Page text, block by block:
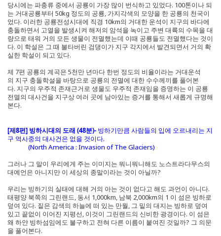
당시에는 파충류 중에서 공룡이 가장 많이 번식하고 있었다. 100톤이나 되
는 거대공룡부터 50kg 정도의 공룡, 가지각색의 모양을 한 공룡의 천국이
었다. 이러한 공룡전성시대에 직경 10km의 거대한 운석이 지구의 바다에
충돌하면서 고열을 발생시켜 해저의 암석을 녹이고 주변 대륙의 수목을 대
량으로 태워 거의 모든 생물이 전멸했는데 이때 공룡들도 전멸했다는 것이
다. 이 학설은 그 때 불타버린 검댕이가 지구 각지에서 발견되면서 거의 확
실한 학설이 되고 있다.
제 7편 공룡의 계곡은 5천만 년마다 한번 정도의 비율이라는 거대운석
의 지구 충돌학설을 바탕으로 공룡의 전멸에 대한 수수께끼를 풀어본
다. 지구의 우주적 존재근거로 생물도 우주적 존재임을 증명하는 이 공룡
전멸의 대사건을 지구상 여러 곳에 남아있는 증거를 통해서 새롭게 규명해
본다.
[제8편] 빙하시대의 도래 (48분)- 빙하기만큼 사람들의 입에 오르내리는 지
구 역사중의 대사건은 없을 것이다.
(North America : Invasion of The Glaciers)
그러나 그 말이 우리에게 주는 이미지는 뭐니뭐니해도 노스트라다무스의
대예언은 아니지만 이 세상의 종말이라는 것이 아닐까?
우리는 빙하기의 실태에 대해 거의 아는 것이 없다고 해도 과언이 아니다.
태평양 북쪽의 그린랜드, 동서 1,000km, 남북 2,000km의 1 이 섬은 빙하로
덮여 있다. 짙은 감색의 하늘에 떠 있는 만월, 그 밑의 대지는 빙하로 덮여
있고 끝없이 이어진 지평선, 이것이 그린랜드의 신비한 광경이다. 이 섬은
왜 하얀 빙하섬임에도 불구하고 전혀 다른 이름이 붙여진 것일까? 그 의문
을 풀어본다.